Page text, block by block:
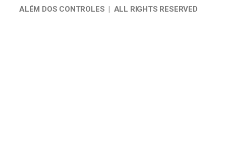
ALÉM DOS CONTROLES | ALL RIGHTS RESERVED